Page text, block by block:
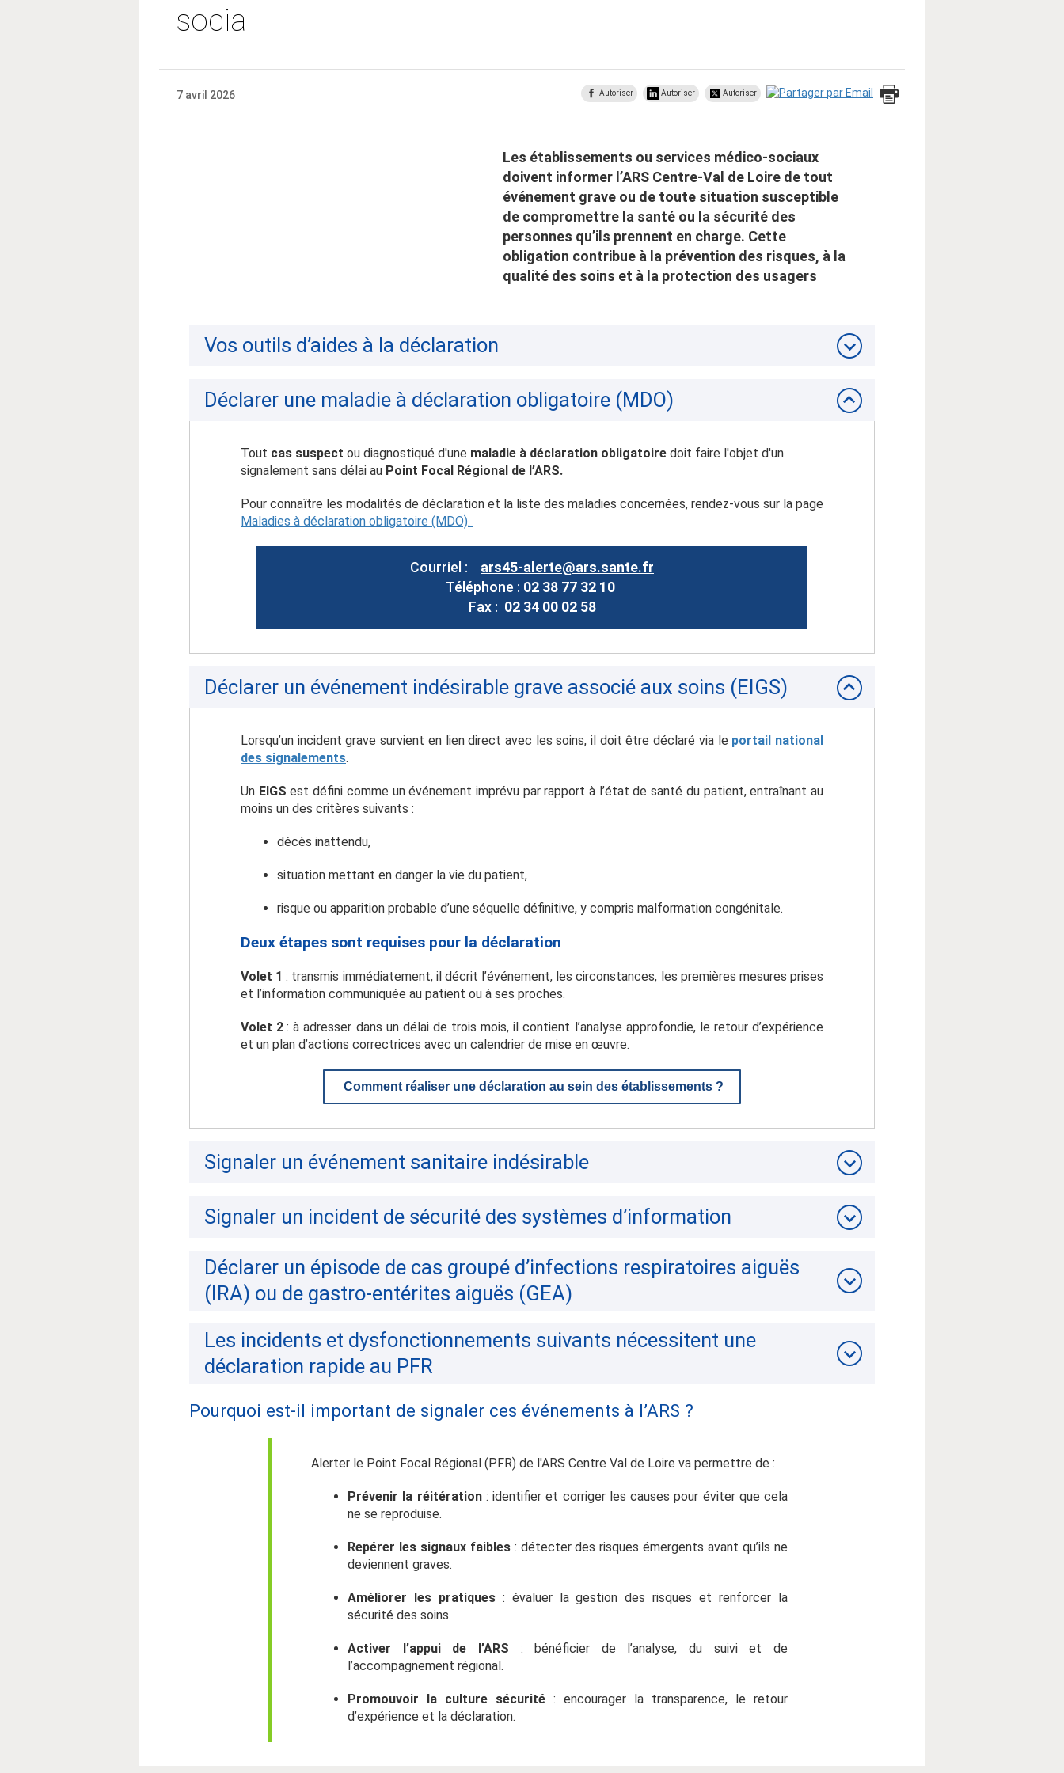
social
7 avril 2026 Autoriser Autoriser Autoriser
Les établissements ou services médico-sociaux
doivent informer l’ARS Centre-Val de Loire de tout
événement grave ou de toute situation susceptible
de compromettre la santé ou la sécurité des
personnes qu’ils prennent en charge. Cette
obligation contribue à la prévention des risques, à la
qualité des soins et à la protection des usagers
Vos outils d’aides à la déclaration
Déclarer une maladie à déclaration obligatoire (MDO)
Tout cas suspect ou diagnostiqué d'une maladie à déclaration obligatoire doit faire l'objet d'un
signalement sans délai au Point Focal Régional de l’ARS.
Pour connaître les modalités de déclaration et la liste des maladies concernées, rendez-vous sur la page
Maladies à déclaration obligatoire (MDO).
Courriel : ars45-alerte@ars.sante.fr
Téléphone : 02 38 77 32 10
Fax : 02 34 00 02 58
Déclarer un événement indésirable grave associé aux soins (EIGS)
Lorsqu’un incident grave survient en lien direct avec les soins, il doit être déclaré via le portail national
des signalements.
Un EIGS est défini comme un événement imprévu par rapport à l’état de santé du patient, entraînant au
moins un des critères suivants :
décès inattendu,
situation mettant en danger la vie du patient,
risque ou apparition probable d’une séquelle définitive, y compris malformation congénitale.
Deux étapes sont requises pour la déclaration
Volet 1 : transmis immédiatement, il décrit l’événement, les circonstances, les premières mesures prises
et l’information communiquée au patient ou à ses proches.
Volet 2 : à adresser dans un délai de trois mois, il contient l’analyse approfondie, le retour d’expérience
et un plan d’actions correctrices avec un calendrier de mise en œuvre.
Comment réaliser une déclaration au sein des établissements ?
Signaler un événement sanitaire indésirable
Signaler un incident de sécurité des systèmes d’information
Déclarer un épisode de cas groupé d’infections respiratoires aiguës
(IRA) ou de gastro-entérites aiguës (GEA)
Les incidents et dysfonctionnements suivants nécessitent une
déclaration rapide au PFR
Pourquoi est-il important de signaler ces événements à l’ARS ?
Alerter le Point Focal Régional (PFR) de l'ARS Centre Val de Loire va permettre de :
Prévenir la réitération: identifier et corriger les causes pour éviter que cela
ne se reproduise.
Repérer les signaux faibles: détecter des risques émergents avant qu’ils ne
deviennent graves.
Améliorer les pratiques: évaluer la gestion des risques et renforcer la
sécurité des soins.
Activer l’appui de l’ARS : bénéficier de l’analyse, du suivi et de
l’accompagnement régional.
Promouvoir la culture sécurité : encourager la transparence, le retour
d’expérience et la déclaration.